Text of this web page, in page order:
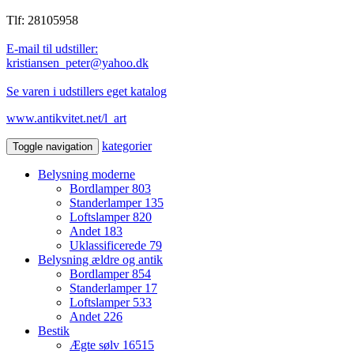
Tlf: 28105958
E-mail til udstiller:
kristiansen_peter@yahoo.dk
Se varen i udstillers eget katalog
www.antikvitet.net/l_art
Toggle navigation kategorier
Belysning moderne
Bordlamper803
Standerlamper 135
Loftslamper820
Andet 183
Uklassificerede 79
Belysning ældre og antik
Bordlamper854
Standerlamper 17
Loftslamper 533
Andet 226
Bestik
Ægte sølv 16515